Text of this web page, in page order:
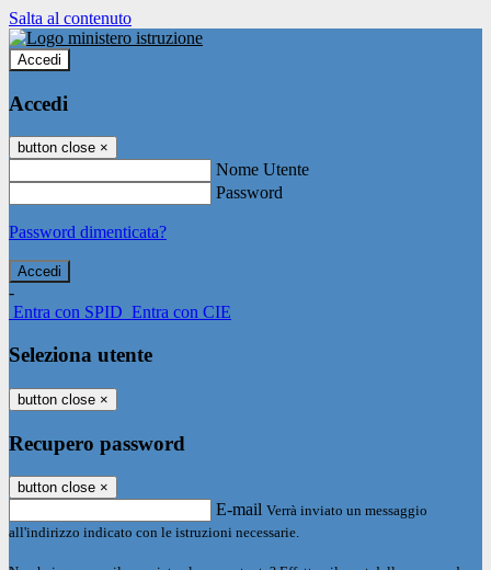
Salta al contenuto
Accedi
Accedi
button close ×
Nome Utente
Password
Password dimenticata?
-
Entra con SPID Entra con CIE
Seleziona utente
button close ×
Recupero password
button close ×
E-mail Verrà inviato un messaggio
all'indirizzo indicato con le istruzioni necessarie.